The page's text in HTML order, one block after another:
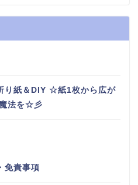
り紙＆DIY ☆紙1枚から広が
法を☆彡
免責事項